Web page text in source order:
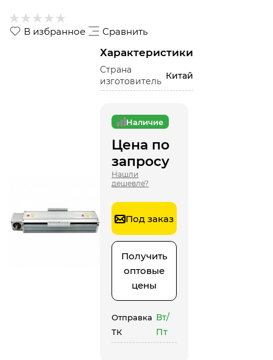
В избранное Сравнить
Характеристики
Страна
изготовитель
Китай
Наличие
Цена по
запросу
Нашли
дешевле?
Под заказ
Получить
оптовые
цены
Отправка
ТК
Вт/
Пт